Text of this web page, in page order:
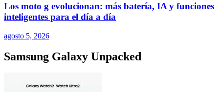
Los moto g evolucionan: más batería, IA y funciones
inteligentes para el día a día
agosto 5, 2026
Samsung Galaxy Unpacked